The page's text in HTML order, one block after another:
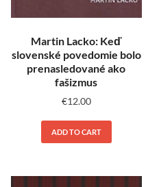
Martin Lacko: Keď
slovenské povedomie bolo
prenasledované ako
fašizmus
€12.00
ADD TO CART